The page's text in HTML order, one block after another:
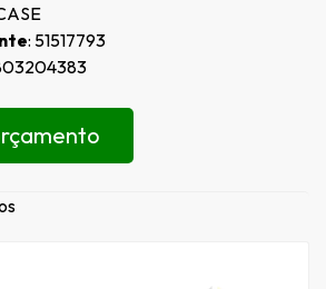
: 51517793